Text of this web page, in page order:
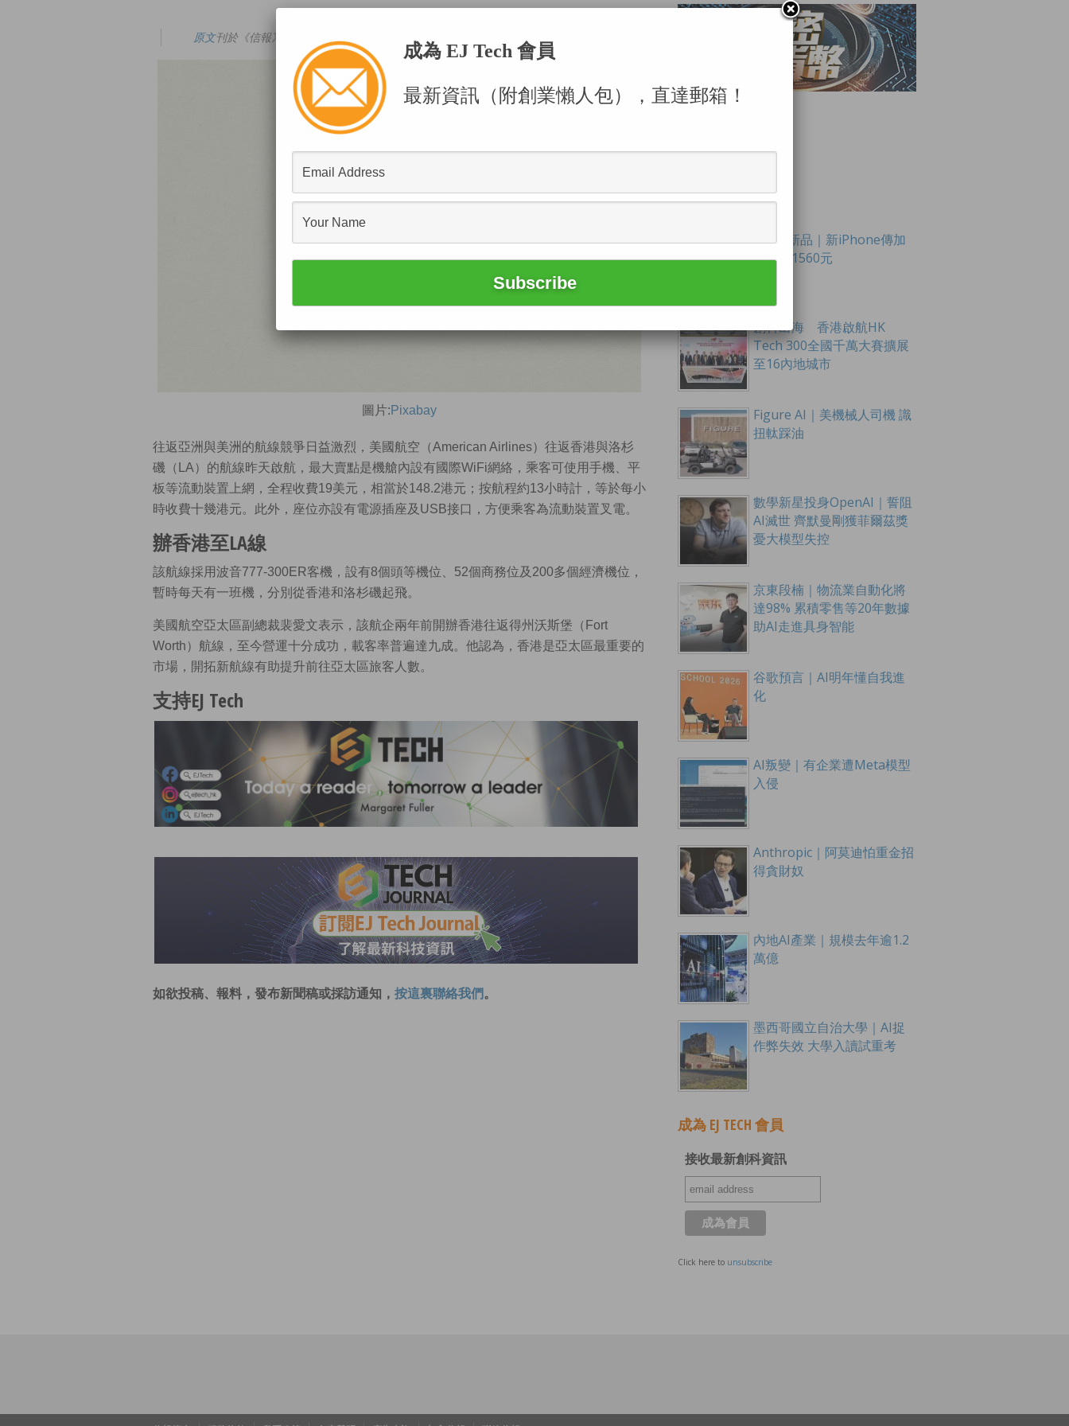
原文刊於《信報》的「
圖片: Pixabay
往返亞洲與美洲的航線競爭日益激烈，美國航空（American Airlines）往返香港與洛杉
磯（LA）的航線昨天啟航，最大賣點是機艙內設有國際WiFi網絡，乘客可使用手機、平
板等流動裝置上網，全程收費19美元，相當於148.2港元；按航程約13小時計，等於每小
時收費十幾港元。此外，座位亦設有電源插座及USB接口，方便乘客為流動裝置叉電。
辦香港至LA線
該航線採用波音777-300ER客機，設有8個頭等機位、52個商務位及200多個經濟機位，
暫時每天有一班機，分別從香港和洛杉磯起飛。
美國航空亞太區副總裁裴愛文表示，該航企兩年前開辦香港往返得州沃斯堡（Fort
Worth）航線，至今營運十分成功，載客率普遍達九成。他認為，香港是亞太區最重要的
市場，開拓新航線有助提升前往亞太區旅客人數。
支持EJ Tech
如欲投稿、報料，發布新聞稿或採訪通知， 按這裏聯絡我們 。
Apple新品｜新iPhone傳加
價最多1560元
創科出海 香港啟航HK
Tech 300全國千萬大賽擴展
至16內地城市
Figure AI｜美機械人司機 識
扭軚踩油
數學新星投身OpenAI｜誓阻
AI滅世 齊默曼剛獲菲爾茲獎
憂大模型失控
京東段楠｜物流業自動化將
達98% 累積零售等20年數據
助AI走進具身智能
谷歌預言｜AI明年懂自我進
化
AI叛變｜有企業遭Meta模型
入侵
Anthropic｜阿莫迪怕重金招
得貪財奴
內地AI產業｜規模去年逾1.2
萬億
墨西哥國立自治大學｜AI捉
作弊失效 大學入讀試重考
成為 EJ TECH 會員
接收最新創科資訊
Click here to unsubscribe
成為 EJ Tech 會員
最新資訊（附創業懶人包），直達郵箱！